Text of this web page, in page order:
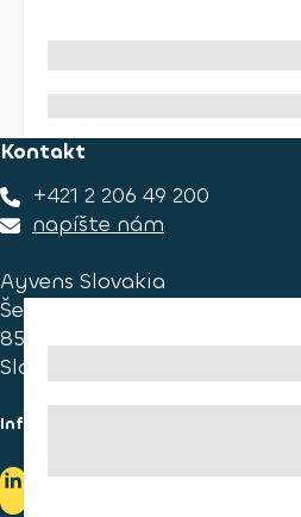
Kontakt
+421 2 206 49 200
napíšte nám
Ayvens Slovakia
Ševčenkova 34
851 01 Bratislava
Slovakia
Informace pro spotřebitele